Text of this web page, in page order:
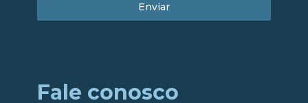
Fale conosco
Enviar